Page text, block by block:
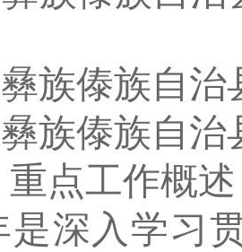
族傣族自
族傣族自
重点工作概述
是深入学习